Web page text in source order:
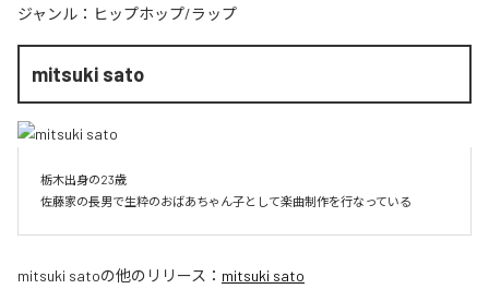
ジャンル： ヒップホップ/ラップ
mitsuki sato
栃木出身の23歳
佐藤家の長男で生粋のおばあちゃん子として楽曲制作を行なっている
mitsuki satoの他のリリース： mitsuki sato